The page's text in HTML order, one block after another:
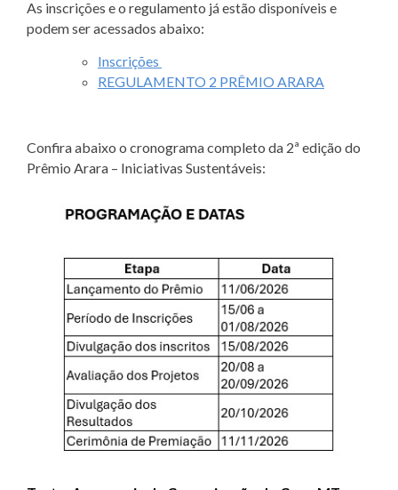
As inscrições e o regulamento já estão disponíveis e
podem ser acessados abaixo:
Inscrições
REGULAMENTO 2 PRÊMIO ARARA
Confira abaixo o cronograma completo da 2ª edição do
Prêmio Arara – Iniciativas Sustentáveis: